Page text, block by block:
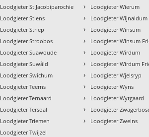
Loodgieter St Jacobiparochie
Loodgieter Stiens
Loodgieter Striep
Loodgieter Stroobos
Loodgieter Suawoude
Loodgieter Suwâld
Loodgieter Swichum
Loodgieter Teerns
Loodgieter Ternaard
Loodgieter Tersoal
Loodgieter Triemen
Loodgieter Twijzel
› Loodgieter Wierum
› Loodgieter Wijnaldum
› Loodgieter Winsum
› Loodgieter Winsum
› Loodgieter Wirdum
› Loodgieter Wirdum
› Loodgieter Wjelsryp
› Loodgieter Wyns
› Loodgieter Wytgaard
› Loodgieter
› Loodgieter Zweins